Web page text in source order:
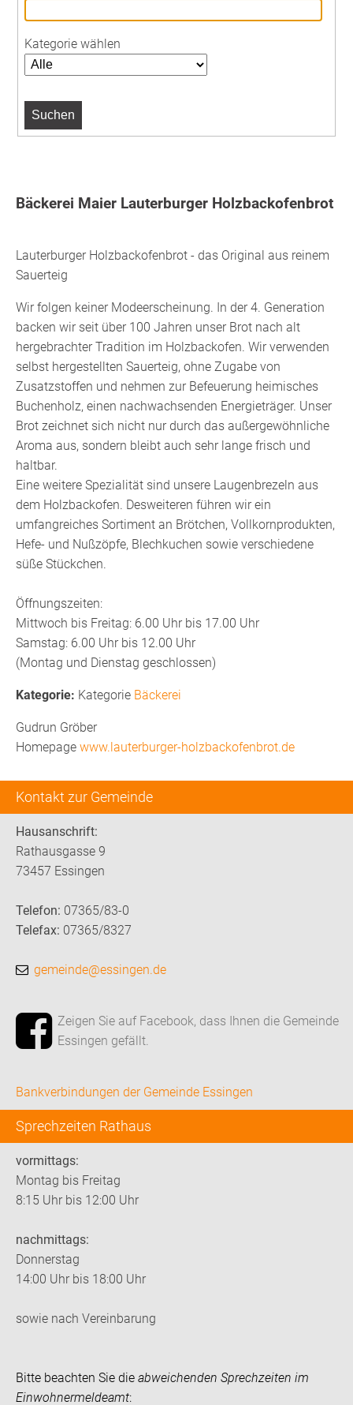
Kontakt zur Gemeinde
Hausanschrift:
Rathausgasse 9
73457 Essingen
Telefon: 07365/83-0
Telefax: 07365/8327
gemeinde@essingen.de
Zeigen Sie auf Facebook, dass Ihnen die Gemeinde
Essingen gefällt.
Bankverbindungen der Gemeinde Essingen
Sprechzeiten Rathaus
vormittags:
Montag bis Freitag
8:15 Uhr bis 12:00 Uhr
nachmittags:
Donnerstag
14:00 Uhr bis 18:00 Uhr
sowie nach Vereinbarung
Bitte beachten Sie die abweichenden Sprechzeiten im
Einwohnermeldeamt:
Kategorie wählen
Bäckerei Maier Lauterburger Holzbackofenbrot
Lauterburger Holzbackofenbrot - das Original aus reinem
Sauerteig
Wir folgen keiner Modeerscheinung. In der 4. Generation
backen wir seit über 100 Jahren unser Brot nach alt
hergebrachter Tradition im Holzbackofen. Wir verwenden
selbst hergestellten Sauerteig, ohne Zugabe von
Zusatzstoffen und nehmen zur Befeuerung heimisches
Buchenholz, einen nachwachsenden Energieträger. Unser
Brot zeichnet sich nicht nur durch das außergewöhnliche
Aroma aus, sondern bleibt auch sehr lange frisch und
haltbar.
Eine weitere Spezialität sind unsere Laugenbrezeln aus
dem Holzbackofen. Desweiteren führen wir ein
umfangreiches Sortiment an Brötchen, Vollkornprodukten,
Hefe- und Nußzöpfe, Blechkuchen sowie verschiedene
süße Stückchen.
Öffnungszeiten:
Mittwoch bis Freitag: 6.00 Uhr bis 17.00 Uhr
Samstag: 6.00 Uhr bis 12.00 Uhr
(Montag und Dienstag geschlossen)
Kategorie Bäckerei
Gudrun Gröber
Homepage www.lauterburger-holzbackofenbrot.de